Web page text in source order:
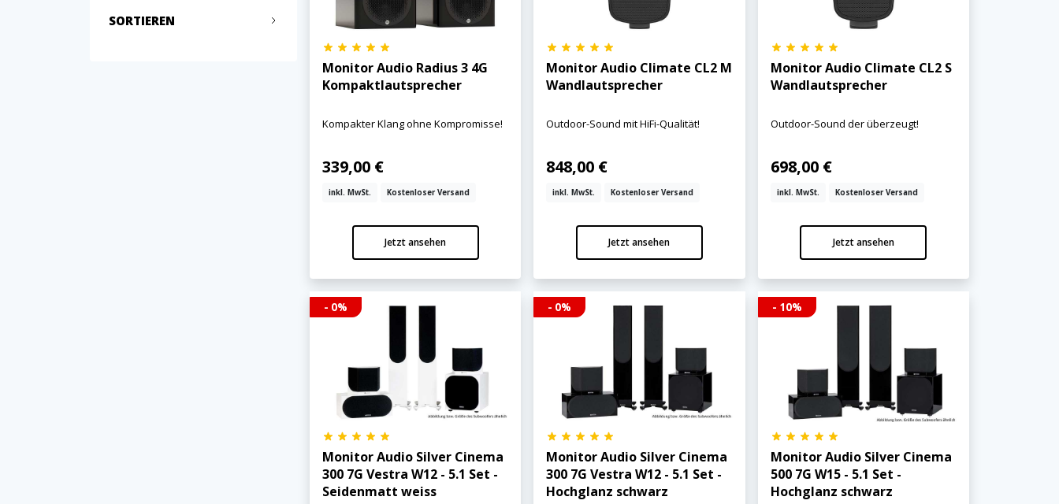
SORTIEREN
Monitor Audio Radius 3 4G
Kompaktlautsprecher
Kompakter Klang ohne Kompromisse!
339,00 €
inkl. MwSt. Kostenloser Versand
Jetzt ansehen
Monitor Audio Climate CL2 M
Wandlautsprecher
Outdoor-Sound mit HiFi-Qualität!
848,00 €
inkl. MwSt. Kostenloser Versand
Jetzt ansehen
Monitor Audio Climate CL2 S
Wandlautsprecher
Outdoor-Sound der überzeugt!
698,00 €
inkl. MwSt. Kostenloser Versand
Jetzt ansehen
- 0%
Monitor Audio Silver Cinema
300 7G Vestra W12 - 5.1 Set -
Seidenmatt weiss
- 0%
Monitor Audio Silver Cinema
300 7G Vestra W12 - 5.1 Set -
Hochglanz schwarz
- 10%
Monitor Audio Silver Cinema
500 7G W15 - 5.1 Set -
Hochglanz schwarz